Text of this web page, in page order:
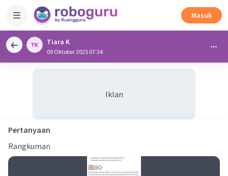
Masuk
Tiara K
09 Oktober 2025 07:34
Iklan
Pertanyaan
Rangkuman